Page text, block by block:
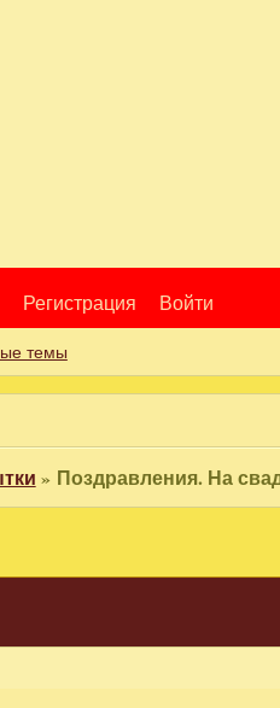
Регистрация Войти
темы
» Поздравления. На